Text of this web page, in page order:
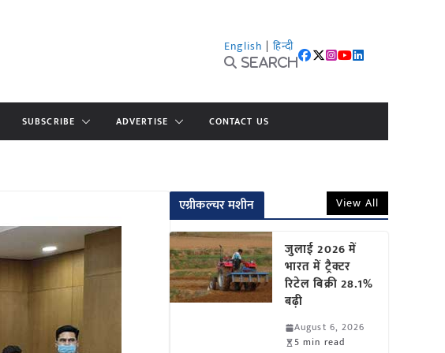
English | हिन्दी
Search
SUBSCRIBE ADVERTISE CONTACT US
एग्रीकल्चर मशीन View All
जुलाई 2026 में
भारत में ट्रैक्टर
रिटेल बिक्री 28.1%
बढ़ी
August 6, 2026
5 min read